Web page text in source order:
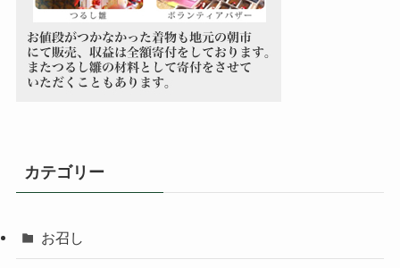
カテゴリー
お召し